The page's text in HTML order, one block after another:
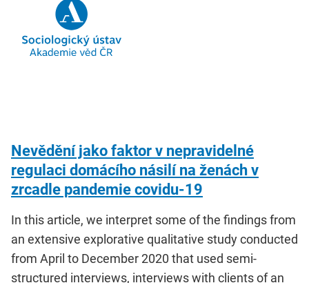
Nevědění jako faktor v nepravidelné
regulaci domácího násilí na ženách v
zrcadle pandemie covidu-19
In this article, we interpret some of the findings from
an extensive explorative qualitative study conducted
from April to December 2020 that used semi-
structured interviews, interviews with clients of an